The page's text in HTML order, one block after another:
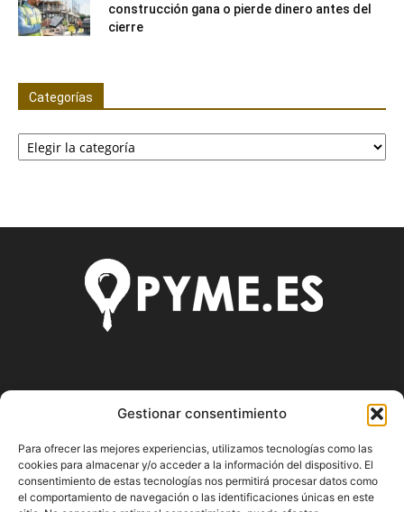
Gestionar consentimiento
Para ofrecer las mejores experiencias, utilizamos tecnologías como las
cookies para almacenar y/o acceder a la información del dispositivo. El
consentimiento de estas tecnologías nos permitirá procesar datos como
el comportamiento de navegación o las identificaciones únicas en este
construcción gana o pierde dinero antes del
cierre
Categorías
Categorías
Pyme.es es el portal web donde podrás mantenerte
actualizado de todas las noticias y novedades sobre la
economía en España y el mundo, así como donde podrás
conseguir toda la información necesaria sobre